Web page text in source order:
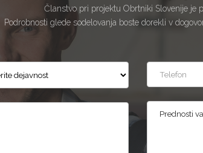
Članstvo pri projektu Obrtniki Slovenije je
Podrobnosti glede sodelovanja boste dorekli v